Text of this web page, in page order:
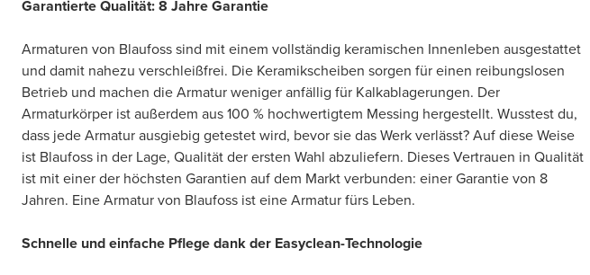
Garantierte Qualität: 8 Jahre Garantie
Armaturen von Blaufoss sind mit einem vollständig keramischen Innenleben ausgestattet
und damit nahezu verschleißfrei. Die Keramikscheiben sorgen für einen reibungslosen
Betrieb und machen die Armatur weniger anfällig für Kalkablagerungen. Der
Armaturkörper ist außerdem aus 100 % hochwertigtem Messing hergestellt. Wusstest du,
dass jede Armatur ausgiebig getestet wird, bevor sie das Werk verlässt? Auf diese Weise
ist Blaufoss in der Lage, Qualität der ersten Wahl abzuliefern. Dieses Vertrauen in Qualität
ist mit einer der höchsten Garantien auf dem Markt verbunden: einer Garantie von 8
Jahren. Eine Armatur von Blaufoss ist eine Armatur fürs Leben.
Schnelle und einfache Pflege dank der Easyclean-Technologie